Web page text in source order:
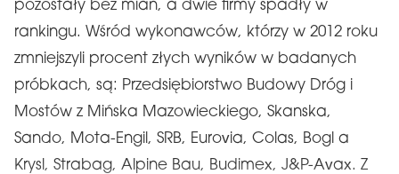
pozostały bez mian, a dwie firmy spadły w
rankingu. Wśród wykonawców, którzy w 2012 roku
zmniejszyli procent złych wyników w badanych
próbkach, są: Przedsiębiorstwo Budowy Dróg i
Mostów z Mińska Mazowieckiego, Skanska,
Sando, Mota-Engil, SRB, Eurovia, Colas, Bogl a
Krysl, Strabag, Alpine Bau, Budimex, J&P-Avax. Z